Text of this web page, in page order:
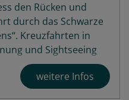
den Rücken und
durch das Schwarze
Kreuzfahrten in
und Sightseeing
Meer mit
und Moderne
weitere Infos